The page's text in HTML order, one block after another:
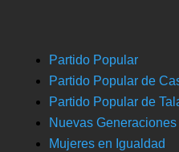
Partido Popular
Partido Popular de
Partido Popular de
Nuevas
Mujeres en Igualdad